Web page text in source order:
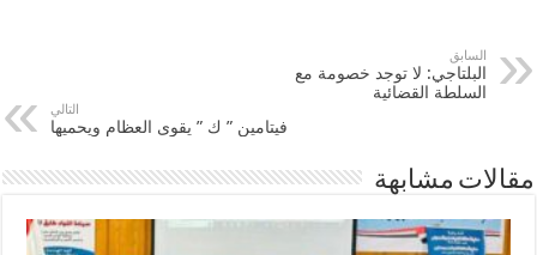
السابق
البلتاجي: لا توجد خصومة مع
السلطة القضائية
التالي
فيتامين ” ك ” يقوى العظام ويحميها
مقالات مشابهة